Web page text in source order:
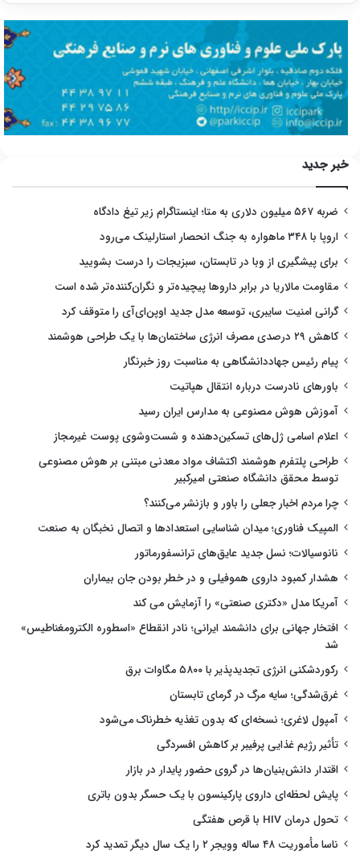
خبر جدید
ضربه ۵۶۷ میلیون دلاری به متا؛ اینستاگرام زیر تیغ دادگاه
اروپا با ۳۴۸ ماهواره به جنگ انحصار استارلینک می‌رود
برای پیشگیری از وبا در تابستان، سبزیجات را درست بشویید
مقاومت مالاریا در برابر داروها پیچیده‌تر و نگران‌کننده‌تر شده است
گرانی امنیت سایبری، توسعه مدل جدید اوپن‌ای‌آی را متوقف کرد
کاهش ۲۹ درصدی مصرف انرژی ساختمان‌ها با یک طراحی هوشمند
پیام رئیس جهاددانشگاهی به مناسبت روز خبرنگار
باورهای نادرست درباره انتقال هپاتیت
آموزش هوش مصنوعی به مدارس ایران رسید
اعلام اسامی ژل‌های تسکین‌دهنده و شست‌وشوی پوست غیرمجاز
طراحی پلتفرم هوشمند اکتشاف مواد معدنی مبتنی بر هوش مصنوعی
توسط محقق دانشگاه صنعتی امیرکبیر
چرا مردم اخبار جعلی را باور و بازنشر می‌کنند؟
المپیک فناوری؛ میدان شناسایی استعدادها و اتصال نخبگان به صنعت
نانوسیالات؛ نسل جدید عایق‌های ترانسفورماتور
هشدار کمبود داروی هموفیلی و در خطر بودن جان بیماران
آمریکا مدل «دکتری صنعتی» را آزمایش می کند
افتخار جهانی برای دانشمند ایرانی؛ نادر انقطاع «اسطوره الکترومغناطیس»
شد
رکوردشکنی انرژی تجدیدپذیر با ۵۸۰۰ مگاوات برق
غرق‌شدگی؛ سایه مرگ در گرمای تابستان
آمپول لاغری؛ نسخه‌ای که بدون تغذیه خطرناک می‌شود
تأثیر رژیم غذایی پرفیبر بر کاهش افسردگی
اقتدار دانش‌بنیان‌ها در گروی حضور پایدار در بازار
پایش لحظه‌ای داروی پارکینسون با یک حسگر بدون باتری
تحول درمان HIV با قرص هفتگی
ناسا مأموریت ۴۸ ساله وویجر ۲ را یک سال دیگر تمدید کرد